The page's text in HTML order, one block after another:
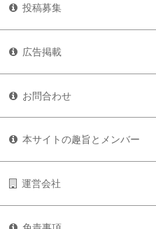
投稿募集
広告掲載
お問合わせ
本サイトの趣旨とメンバー
運営会社